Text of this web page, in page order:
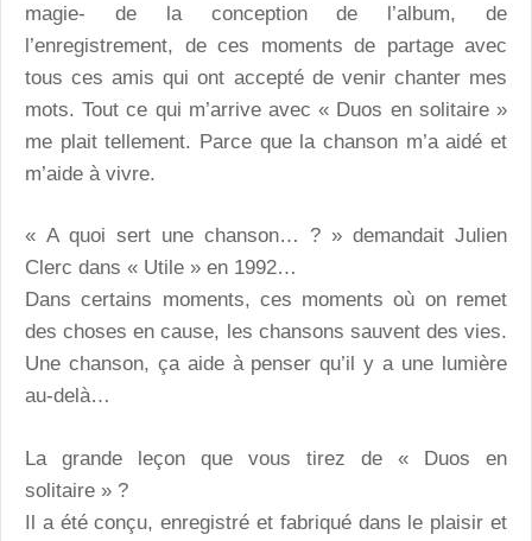
magie- de la conception de l’album, de
l’enregistrement, de ces moments de partage avec
tous ces amis qui ont accepté de venir chanter mes
mots. Tout ce qui m’arrive avec « Duos en solitaire »
me plait tellement. Parce que la chanson m’a aidé et
m’aide à vivre.
« A quoi sert une chanson… ? » demandait Julien
Clerc dans « Utile » en 1992…
Dans certains moments, ces moments où on remet
des choses en cause, les chansons sauvent des vies.
Une chanson, ça aide à penser qu’il y a une lumière
au-delà…
La grande leçon que vous tirez de « Duos en
solitaire » ?
Il a été conçu, enregistré et fabriqué dans le plaisir et